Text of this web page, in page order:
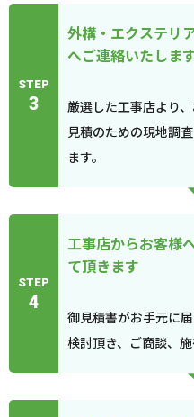
STEP
3
外構・エクステリ
へご連絡いたしま
厳選した工事店より
見積のための現地調
ます。
STEP
4
工事店からお客様
て頂きます
御見積書がお手元に
検討頂き、ご商談、施